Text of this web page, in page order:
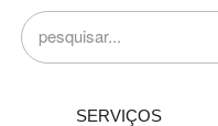
SERVIÇOS